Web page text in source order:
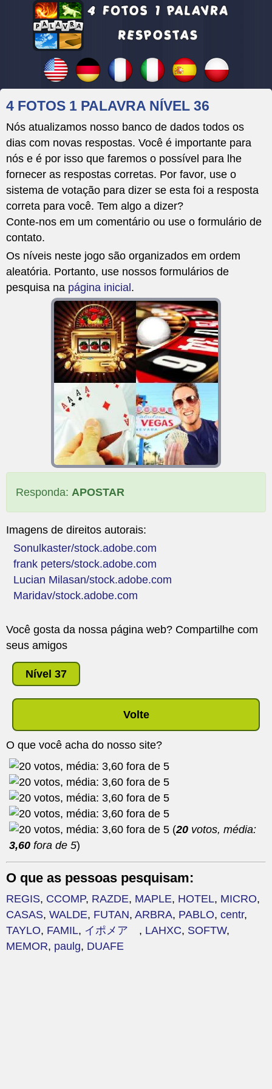
4 FOTOS 1 PALAVRA NÍVEL 36
Nós atualizamos nosso banco de dados todos os
dias com novas respostas. Você é importante para
nós e é por isso que faremos o possível para lhe
fornecer as respostas corretas. Por favor, use o
sistema de votação para dizer se esta foi a resposta
correta para você. Tem algo a dizer?
Conte-nos em um comentário ou use o formulário de
contato.
Os níveis neste jogo são organizados em ordem
aleatória. Portanto, use nossos formulários de
pesquisa na página inicial.
Responda: APOSTAR
Imagens de direitos autorais:
Sonulkaster/stock.adobe.com
frank peters/stock.adobe.com
Lucian Milasan/stock.adobe.com
Maridav/stock.adobe.com
Você gosta da nossa página web? Compartilhe com
seus amigos
Nível 37
Volte
O que você acha do nosso site?
(20 votos, média:
3,60 fora de 5)
O que as pessoas pesquisam:
REGIS, CCOMP, RAZDE, MAPLE, HOTEL, MICRO,
CASAS, WALDE, FUTAN, ARBRA, PABLO, centr,
TAYLO, FAMIL, イポメア , LAHXC, SOFTW,
MEMOR, paulg, DUAFE